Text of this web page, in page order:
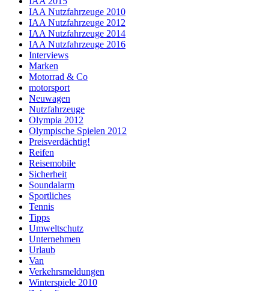
IAA Nutzfahrzeuge 2010
IAA Nutzfahrzeuge 2012
IAA Nutzfahrzeuge 2014
IAA Nutzfahrzeuge 2016
Interviews
Marken
Motorrad & Co
motorsport
Neuwagen
Nutzfahrzeuge
Olympia 2012
Olympische Spielen 2012
Preisverdächtig!
Reifen
Reisemobile
Sicherheit
Soundalarm
Sportliches
Tennis
Tipps
Umweltschutz
Unternehmen
Urlaub
Van
Verkehrsmeldungen
Winterspiele 2010